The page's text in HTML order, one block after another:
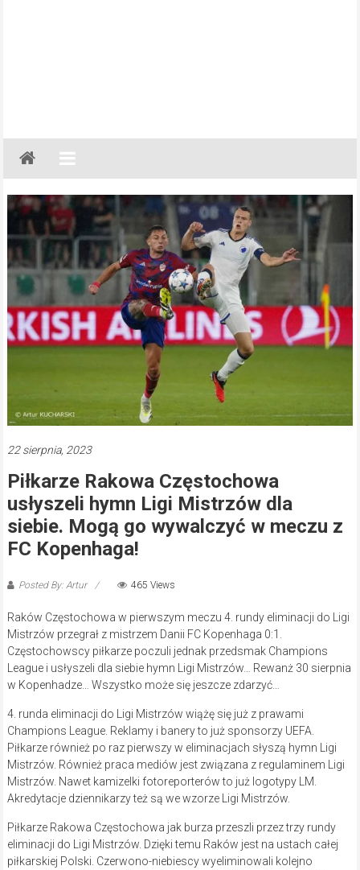
Gazeta
Regionalna
Częstochowa,
Kłobuck,
Lubliniec,
Myszków
22 sierpnia, 2023
Piłkarze Rakowa Częstochowa
usłyszeli hymn Ligi Mistrzów dla
siebie. Mogą go wywalczyć w meczu z
FC Kopenhaga!
Posted By: Artur 465 Views
Raków Częstochowa w pierwszym meczu 4. rundy eliminacji do Ligi
Mistrzów przegrał z mistrzem Danii FC Kopenhaga 0:1.
Częstochowscy piłkarze poczuli jednak przedsmak Champions
League i usłyszeli dla siebie hymn Ligi Mistrzów… Rewanż 30 sierpnia
w Kopenhadze… Wszystko może się jeszcze zdarzyć…
4. runda eliminacji do Ligi Mistrzów wiążę się już z prawami
Champions League. Reklamy i banery to już sponsorzy UEFA.
Piłkarze również po raz pierwszy w eliminacjach słyszą hymn Ligi
Mistrzów. Również praca mediów jest związana z regulaminem Ligi
Mistrzów. Nawet kamizelki fotoreporterów to już logotypy LM.
Akredytacje dziennikarzy też są we wzorze Ligi Mistrzów.
Piłkarze Rakowa Częstochowa jak burza przeszli przez trzy rundy
eliminacji do Ligi Mistrzów. Dzięki temu Raków jest na ustach całej
piłkarskiej Polski. Czerwono-niebiescy wyeliminowali kolejno